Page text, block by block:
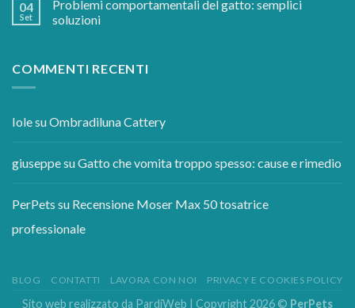
04
Set
Problemi comportamentali del gatto: semplici
soluzioni
COMMENTI RECENTI
IolesuOmbradiluna Cattery
giuseppesuGatto che vomita troppo spesso: cause e rimedio
PerPets su Recensione Moser Max 50 tosatrice
professionale
BLOG CONTATTI LAVORA CON NOI PRIVACY E COOKIES POLICY
Sito web realizzato da PardiWeb | Copyright 2026 © PerPets